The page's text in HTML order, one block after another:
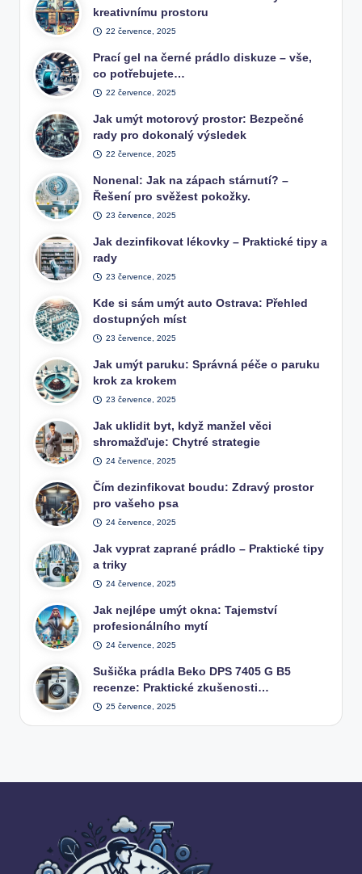
kreativnímu prostoru
22 července, 2025
Prací gel na černé prádlo diskuze – vše,
co potřebujete…
22 července, 2025
Jak umýt motorový prostor: Bezpečné
rady pro dokonalý výsledek
22 července, 2025
Nonenal: Jak na zápach stárnutí? –
Řešení pro svěžest pokožky.
23 července, 2025
Jak dezinfikovat lékovky – Praktické tipy a
rady
23 července, 2025
Kde si sám umýt auto Ostrava: Přehled
dostupných míst
23 července, 2025
Jak umýt paruku: Správná péče o paruku
krok za krokem
23 července, 2025
Jak uklidit byt, když manžel věci
shromažďuje: Chytré strategie
24 července, 2025
Čím dezinfikovat boudu: Zdravý prostor
pro vašeho psa
24 července, 2025
Jak vyprat zaprané prádlo – Praktické tipy
a triky
24 července, 2025
Jak nejlépe umýt okna: Tajemství
profesionálního mytí
24 července, 2025
Sušička prádla Beko DPS 7405 G B5
recenze: Praktické zkušenosti…
25 července, 2025